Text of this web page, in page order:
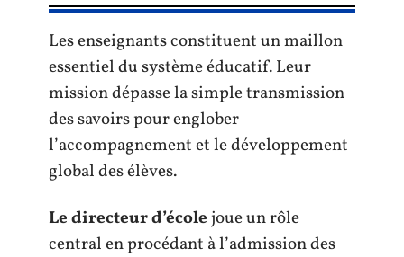
Les enseignants constituent un maillon
essentiel du système éducatif. Leur
mission dépasse la simple transmission
des savoirs pour englober
l’accompagnement et le développement
global des élèves.
Le directeur d’écolejoue un rôle
central en procédant à l’admission des